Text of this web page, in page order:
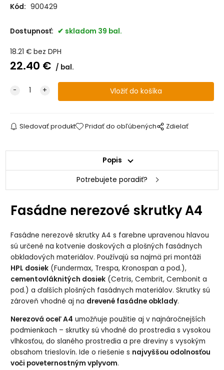
Kód: 900429
Dostupnosť: skladom 39 bal.
18.21 € bez DPH
22.40 € bal.
Sledovať produkt Pridať do obľúbených Zdielať
Popis
Potrebujete poradiť?
Fasádne nerezové skrutky A4
Fasádne nerezové skrutky A4 s farebne upravenou hlavou
sú určené na kotvenie doskových a plošných fasádnych
obkladových materiálov. Používajú sa najmä pri montáži
HPL dosiek (Fundermax, Trespa, Kronospan a pod.),
cementovláknitých dosiek (Cetris, Cembrit, Cembonit a
pod.) a ďalších plošných fasádnych materiálov. Skrutky sú
zároveň vhodné aj na drevené fasádne obklady.
Nerezová oceľ A4 umožňuje použitie aj v najnáročnejších
podmienkach – skrutky sú vhodné do prostredia s vysokou
vlhkosťou, do slaného prostredia a pre dreviny s vysokým
obsahom trieslovín. Ide o riešenie s najvyššou odolnosťou
voči poveternostným vplyvom.